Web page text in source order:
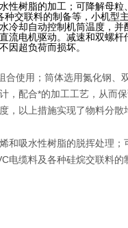
性树脂的加工；可降解母
交联料的制备等，小机型
冷却自动控制机筒温度，并
流电机驱动。减速和双螺杆
因超负荷而损坏。
使用；筒体选用氮化钢、
配合*的加工工艺，从而
以上措施实现了物料分散
和吸水性树脂的脱挥处理；
电缆料及各种硅烷交联料的